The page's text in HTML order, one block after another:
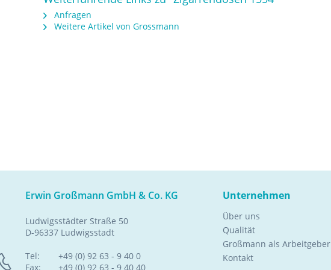
Anfragen
Weitere Artikel von Grossmann
Erwin Großmann GmbH & Co. KG
Ludwigsstädter Straße 50
D-96337 Ludwigsstadt
Tel:
Fax:
+49 (0) 92 63 - 9 40 0
+49 (0) 92 63 - 9 40 40
Unternehmen
Über uns
Qualität
Großmann als Arbeitgeber
Kontakt